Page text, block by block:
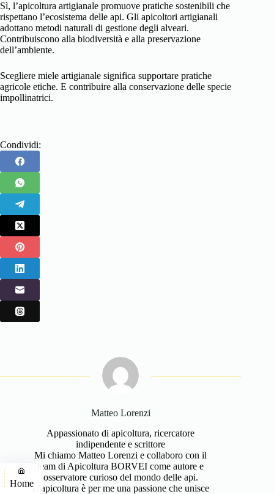
Sì, l’apicoltura artigianale promuove pratiche sostenibili che
rispettano l’ecosistema delle api. Gli apicoltori artigianali
adottano metodi naturali di gestione degli alveari.
Contribuiscono alla biodiversità e alla preservazione
dell’ambiente.
Scegliere miele artigianale significa supportare pratiche
agricole etiche. E contribuire alla conservazione delle specie
impollinatrici.
Condividi:
Matteo Lorenzi
Appassionato di apicoltura, ricercatore
indipendente e scrittore
Mi chiamo Matteo Lorenzi e collaboro con il
team di Apicoltura BORVEI come autore e
osservatore curioso del mondo delle api.
L’apicoltura è per me una passione che unisce
Home